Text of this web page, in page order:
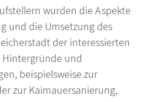
wurden die Aspekte
und die Umsetzung des
der interessierten
und
beispielsweise zur
zur Kaimauersanierung,